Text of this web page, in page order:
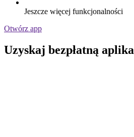
Jeszcze więcej funkcjonalności
Otwórz app
Uzyskaj bezpłatną